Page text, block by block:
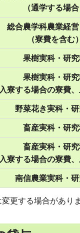
（通学する場合
総合農学科農業経
（寮費を含む）
果樹実科・研
果樹実科・研
入寮する場合の寮費、
野菜花き実科・
畜産実科・研
畜産実科・研
入寮する場合の寮費、
南信農業実科・
更する場合がありま